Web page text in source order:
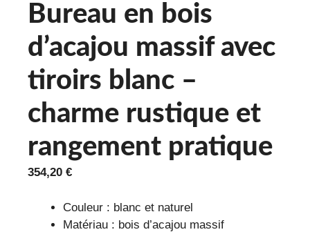
Bureau en bois
d’acajou massif avec
tiroirs blanc –
charme rustique et
rangement pratique
354,20 €
Couleur : blanc et naturel
Matériau : bois d’acajou massif